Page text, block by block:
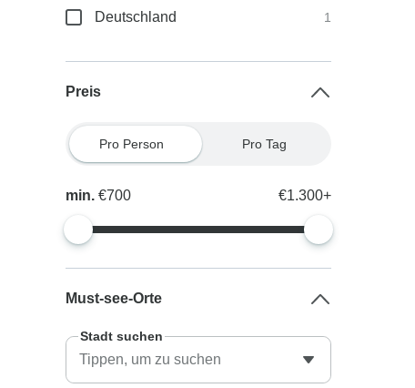
Deutschland 1
Preis
Pro Person Pro Tag
min.€700 €1.300+
Must-see-Orte
Stadt suchen